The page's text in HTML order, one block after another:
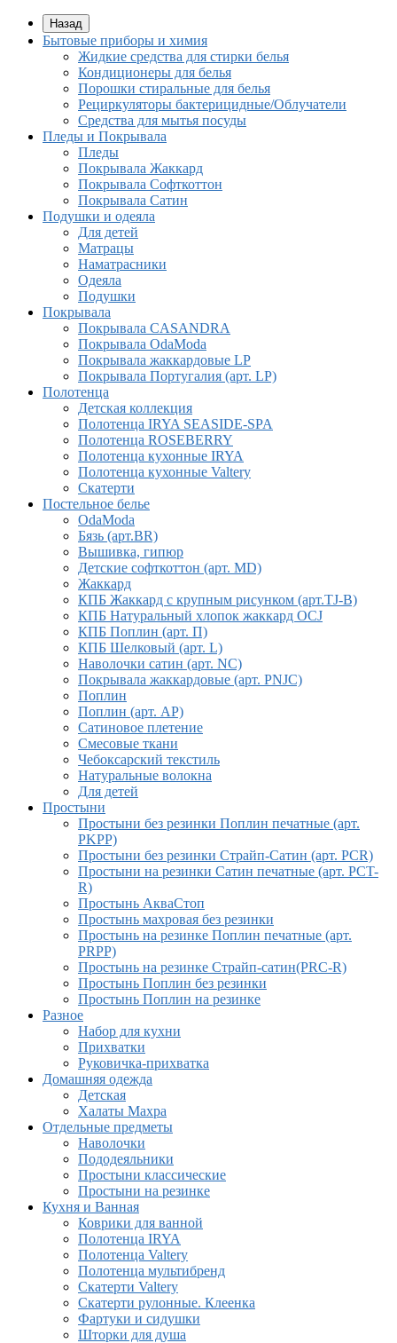
Назад
Бытовые приборы и химия
Жидкие средства для стирки белья
Кондиционеры для белья
Порошки стиральные для белья
Рециркуляторы бактерицидные/Облучатели
Средства для мытья посуды
Пледы и Покрывала
Пледы
Покрывала Жаккард
Покрывала Софткоттон
Покрывала Сатин
Подушки и одеяла
Для детей
Матрацы
Наматрасники
Одеяла
Подушки
Покрывала
Покрывалa CASANDRA
Покрывала OdaModa
Покрывала жаккардовые LP
Покрывала Португалия (арт. LP)
Полотенца
Детская коллекция
Полотенца IRYA SEASIDE-SPA
Полотенца ROSEBERRY
Полотенца кухонные IRYA
Полотенца кухонные Valtery
Скатерти
Постельное белье
OdaModa
Бязь (арт.BR)
Вышивка, гипюр
Детские софткоттон (арт. MD)
Жаккард
КПБ Жаккард с крупным рисунком (арт.TJ-B)
КПБ Натуральный хлопок жаккард OCJ
КПБ Поплин (арт. П)
КПБ Шелковый (арт. L)
Наволочки сатин (арт. NC)
Покрывала жаккардовые (арт. PNJC)
Поплин
Поплин (арт. AP)
Сатиновое плетение
Смесовые ткани
Чебоксарский текстиль
Натуральные волокна
Для детей
Простыни
Простыни без резинки Поплин печатные (арт.
PKPP)
Простыни без резинки Страйп-Сатин (арт. PCR)
Простыни на резинки Сатин печатные (арт. PCT-
R)
Простынь АкваСтоп
Простынь махровая без резинки
Простынь на резинке Поплин печатные (арт.
PRPP)
Простынь на резинке Страйп-сатин(PRC-R)
Простынь Поплин без резинки
Простынь Поплин на резинке
Разное
Набор для кухни
Прихватки
Руковичка-прихватка
Домашняя одежда
Детская
Халаты Махра
Отдельные предметы
Наволочки
Пододеяльники
Простыни классические
Простыни на резинке
Кухня и Ванная
Коврики для ванной
Полотенца IRYA
Полотенца Valtery
Полотенца мультибренд
Скатерти Valtery
Скатерти рулонные. Клеенка
Фартуки и сидушки
Шторки для душа